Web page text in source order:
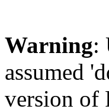
Warning:
assumed
version of